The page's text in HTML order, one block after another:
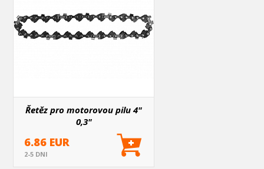
Řetěz pro motorovou pilu 4"
0,3"
6.86 EUR
2-5 DNI